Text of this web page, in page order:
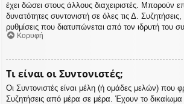
έχει δώσει στους άλλους διαχειριστές. Μπορούν
δυνατότητες συντονιστή σε όλες τις Δ.
ρυθμίσεις που διατυπώνεται από τον ιδρυτή του
Κορυφή
Τι είναι οι Συντονιστές;
Οι Συντονιστές είναι μέλη (ή ομάδες μελών) που
Συζητήσεις από μέρα σε μέρα. Έχουν το δικαίωμα